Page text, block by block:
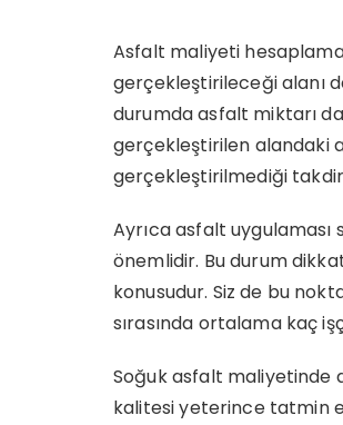
Asfalt maliyeti
gerçekleştirileceği alanı
durumda asfalt miktarı
gerçekleştirilen alandaki
gerçekleştirilmediği
Ayrıca asfalt uygulaması
önemlidir. Bu durum
konusudur. Siz de bu
sırasında ortalama kaç
Soğuk asfalt maliyetinde
kalitesi yeterince tatmin